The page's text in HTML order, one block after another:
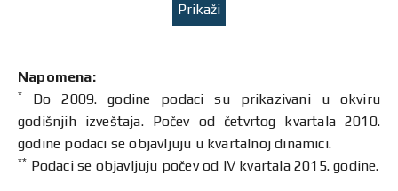
Prikaži
Napomena:
*
Do 2009. godine podaci su prikazivani u okviru
godišnjih izveštaja. Počev od četvrtog kvartala 2010.
godine podaci se objavljuju u kvartalnoj dinamici.
** Podaci se objavljuju počev od IV kvartala 2015. godine.